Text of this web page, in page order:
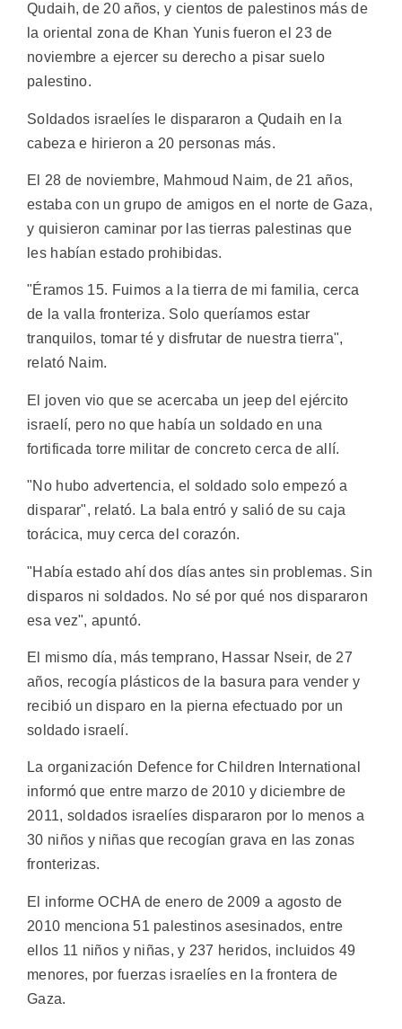
Qudaih, de 20 años, y cientos de palestinos más de
la oriental zona de Khan Yunis fueron el 23 de
noviembre a ejercer su derecho a pisar suelo
palestino.
Soldados israelíes le dispararon a Qudaih en la
cabeza e hirieron a 20 personas más.
El 28 de noviembre, Mahmoud Naim, de 21 años,
estaba con un grupo de amigos en el norte de Gaza,
y quisieron caminar por las tierras palestinas que
les habían estado prohibidas.
"Éramos 15. Fuimos a la tierra de mi familia, cerca
de la valla fronteriza. Solo queríamos estar
tranquilos, tomar té y disfrutar de nuestra tierra",
relató Naim.
El joven vio que se acercaba un jeep del ejército
israelí, pero no que había un soldado en una
fortificada torre militar de concreto cerca de allí.
"No hubo advertencia, el soldado solo empezó a
disparar", relató. La bala entró y salió de su caja
torácica, muy cerca del corazón.
"Había estado ahí dos días antes sin problemas. Sin
disparos ni soldados. No sé por qué nos dispararon
esa vez", apuntó.
El mismo día, más temprano, Hassar Nseir, de 27
años, recogía plásticos de la basura para vender y
recibió un disparo en la pierna efectuado por un
soldado israelí.
La organización Defence for Children International
informó que entre marzo de 2010 y diciembre de
2011, soldados israelíes dispararon por lo menos a
30 niños y niñas que recogían grava en las zonas
fronterizas.
El informe OCHA de enero de 2009 a agosto de
2010 menciona 51 palestinos asesinados, entre
ellos 11 niños y niñas, y 237 heridos, incluidos 49
menores, por fuerzas israelíes en la frontera de
Gaza.